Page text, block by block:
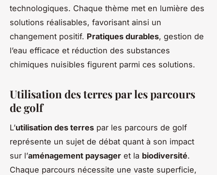
technologiques. Chaque thème met en lumière des
solutions réalisables, favorisant ainsi un
changement positif. Pratiques durables, gestion de
l’eau efficace et réduction des substances
chimiques nuisibles figurent parmi ces solutions.
Utilisation des terres par les parcours
de golf
L’utilisation des terres par les parcours de golf
représente un sujet de débat quant à son impact
sur l’aménagement paysager et la biodiversité.
Chaque parcours nécessite une vaste superficie,